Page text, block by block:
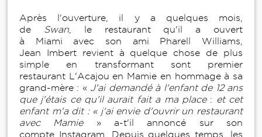
Après l'ouverture, il y a quelques mois,
de Swan, le restaurant qu'il a ouvert
à Miami avec son ami Pharell Williams,
Jean Imbert revient à quelque chose de plus
simple en transformant sont premier
restaurant L'Acajou en Mamie en hommage à sa
grand-mère : « J'ai demandé à l'enfant de 12 ans
que j'étais ce qu'il aurait fait a ma place: et cet
enfant m'a dit : « j'ai envie d'ouvrir un restaurant
avec Mamie » a-t'il annoncé sur son
compte Instagram. Depuis quelques temps, les